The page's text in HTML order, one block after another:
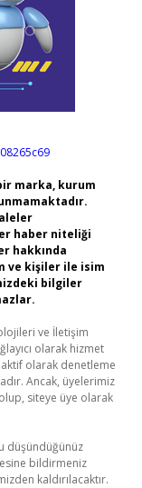
marka, kurum
haber niteliği
hakkında
ve kişiler ile isim
bilgiler
ve İletişim
olarak hizmet
olarak denetleme
Ancak, üyelerimiz
siteye üye olarak
düşündüğünüz
bildirmeniz
kaldırılacaktır.